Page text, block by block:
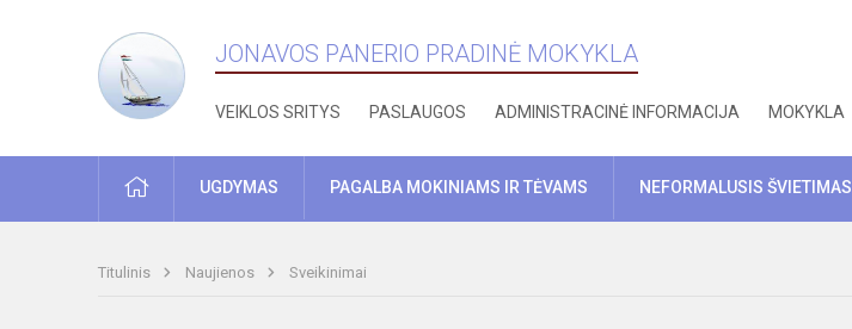
JONAVOS PANERIO PRADINĖ MOKYKLA
VEIKLOS SRITYS PASLAUGOS ADMINISTRACINĖ INFORMACIJA MOKYKLA
PRADŽIAUGDYMAS PAGALBA MOKINIAMS IR TĖVAMS NEFORMALUSIS ŠVIETIMAS
Titulinis Naujienos Sveikinimai